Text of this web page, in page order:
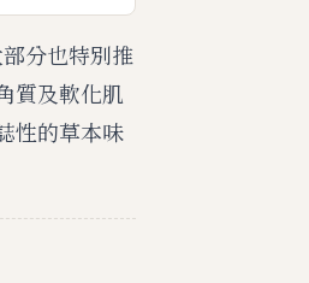
分也特別推
質及軟化肌
性的草本味